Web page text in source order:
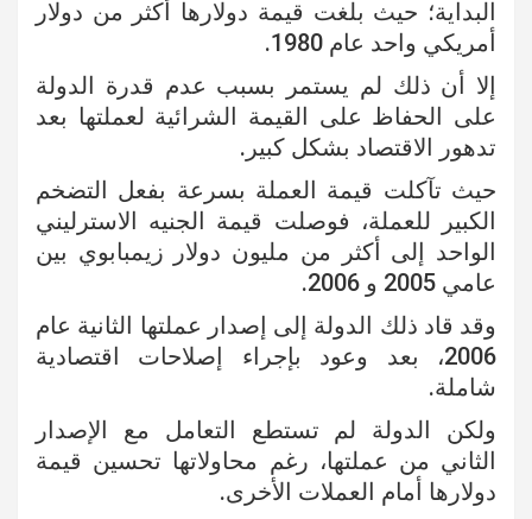
البداية؛ حيث بلغت قيمة دولارها أكثر من دولار
أمريكي واحد عام 1980.
إلا أن ذلك لم يستمر بسبب عدم قدرة الدولة
على الحفاظ على القيمة الشرائية لعملتها بعد
تدهور الاقتصاد بشكل كبير.
حيث تآكلت قيمة العملة بسرعة بفعل التضخم
الكبير للعملة، فوصلت قيمة الجنيه الاسترليني
الواحد إلى أكثر من مليون دولار زيمبابوي بين
عامي 2005 و 2006.
وقد قاد ذلك الدولة إلى إصدار عملتها الثانية عام
2006، بعد وعود بإجراء إصلاحات اقتصادية
شاملة.
ولكن الدولة لم تستطع التعامل مع الإصدار
الثاني من عملتها، رغم محاولاتها تحسين قيمة
دولارها أمام العملات الأخرى.